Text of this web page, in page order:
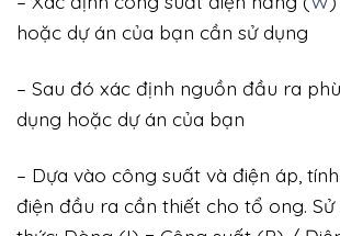
hoặc dự án của bạn cần sử dụng
– Sau đó xác định nguồn đầu ra
dụng hoặc dự án của bạn
– Dựa vào công suất và điện áp,
điện đầu ra cần thiết cho tổ ong.